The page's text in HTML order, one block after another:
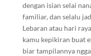
dengan isian selai
familiar, dan selalu
Lebaran atau hari
kamu kepikiran buat
biar tampilannya